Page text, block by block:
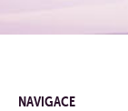
NAVIGACE